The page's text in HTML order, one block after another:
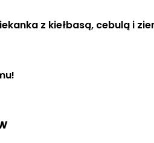
z kiełbasą, cebulą i